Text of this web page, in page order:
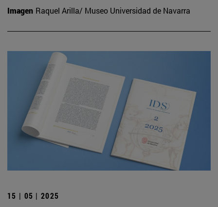
Imagen Raquel Arilla/ Museo Universidad de Navarra
15 | 05 | 2025